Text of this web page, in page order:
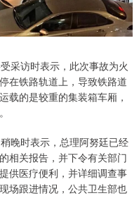
采访时表示，此次事故为火
在铁路轨道上，导致铁路道
载的是较重的集装箱车厢，
晚时表示，总理阿努廷已经
相关报告，并下令有关部门
供医疗便利，并详细调查事
场跟进情况，公共卫生部也